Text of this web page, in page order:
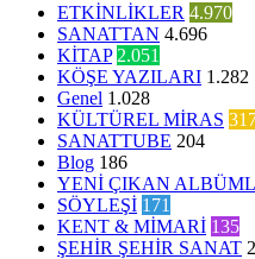
ETKİNLİKLER 4.970
SANATTAN 4.696
KİTAP 2.051
KÖŞE YAZILARI 1.282
Genel 1.028
KÜLTÜREL MİRAS
SANATTUBE 204
Blog 186
YENİ ÇIKAN
SÖYLEŞİ 171
KENT & MİMARİ 135
ŞEHİR ŞEHİR SANAT